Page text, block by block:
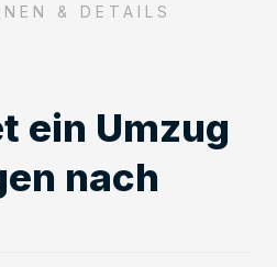
& DETAILS
ein Umzug
nach